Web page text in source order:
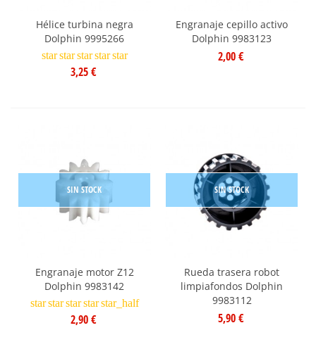
Hélice turbina negra
Dolphin 9995266
star star star star star
3,25 €
Engranaje cepillo activo
Dolphin 9983123
2,00 €
SIN STOCK
Engranaje motor Z12
Dolphin 9983142
star star star star star_half
2,90 €
SIN STOCK
Rueda trasera robot
limpiafondos Dolphin
9983112
5,90 €